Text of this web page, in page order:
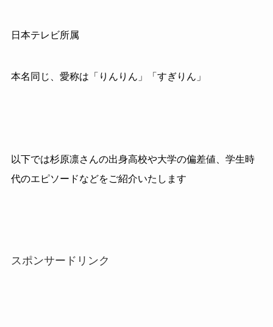
日本テレビ所属
本名同じ、愛称は「りんりん」「すぎりん」
以下では杉原凛さんの出身高校や大学の偏差値、学生時
代のエピソードなどをご紹介いたします
スポンサードリンク